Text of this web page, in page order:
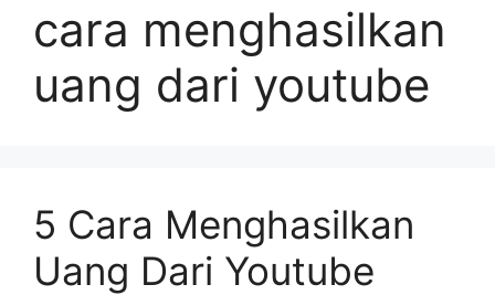
cara menghasilkan
uang dari youtube
5 Cara Menghasilkan
Uang Dari Youtube